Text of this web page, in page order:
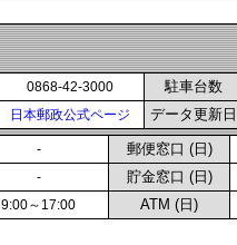
0868-42-3000 駐車台数
日本郵政公式ページ データ更新日
- 郵便窓口 (日)
- 貯金窓口 (日)
9:00～17:00 ATM (日)